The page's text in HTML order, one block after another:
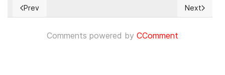
Previous article: Religious Liberty at the US Supreme Court
Prev Next
Next
Comments powered by CComment